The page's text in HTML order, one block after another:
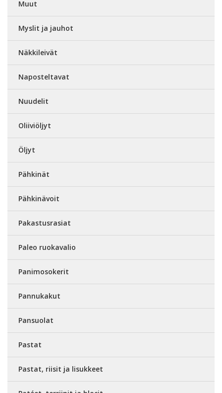
Muut
Myslit ja jauhot
Näkkileivät
Naposteltavat
Nuudelit
Oliiviöljyt
Öljyt
Pähkinät
Pähkinävoit
Pakastusrasiat
Paleo ruokavalio
Panimosokerit
Pannukakut
Pansuolat
Pastat
Pastat, riisit ja lisukkeet